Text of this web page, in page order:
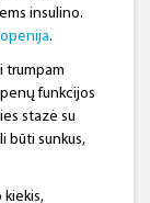
insulino.
.
trumpam
funkcijos
stazė su
būti sunkus,
kiekis,